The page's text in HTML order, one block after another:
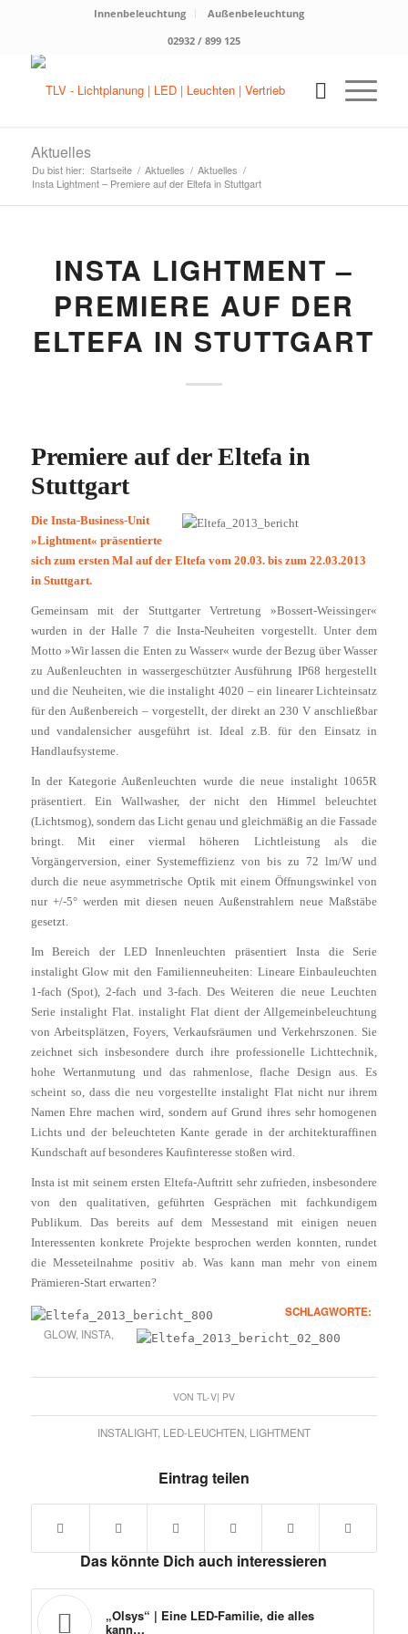
Innenbeleuchtung
Außenbeleuchtung
02932 / 899 125
Aktuelles
Du bist hier: Startseite / Aktuelles / Aktuelles /
Insta Lightment – Premiere auf der Eltefa in Stuttgart
INSTA LIGHTMENT –
PREMIERE AUF DER
ELTEFA IN STUTTGART
Premiere auf der Eltefa in
Stuttgart
Die Insta-Business-Unit
»Lightment« präsentierte
sich zum ersten Mal auf der Eltefa vom 20.03. bis zum 22.03.2013
in Stuttgart.
Gemeinsam mit der Stuttgarter Vertretung »Bossert-Weissinger«
wurden in der Halle 7 die Insta-Neuheiten vorgestellt. Unter dem
Motto »Wir lassen die Enten zu Wasser« wurde der Bezug über Wasser
zu Außenleuchten in wassergeschützter Ausführung IP68 hergestellt
und die Neuheiten, wie die instalight 4020 – ein linearer Lichteinsatz
für den Außenbereich – vorgestellt, der direkt an 230 V anschließbar
und vandalensicher ausgeführt ist. Ideal z.B. für den Einsatz in
Handlaufsysteme.
In der Kategorie Außenleuchten wurde die neue instalight 1065R
präsentiert. Ein Wallwasher, der nicht den Himmel beleuchtet
(Lichtsmog), sondern das Licht genau und gleichmäßig an die Fassade
bringt. Mit einer viermal höheren Lichtleistung als die
Vorgängerversion, einer Systemeffizienz von bis zu 72 lm/W und
durch die neue asymmetrische Optik mit einem Öffnungswinkel von
nur +/-5° werden mit diesen neuen Außenstrahlern neue Maßstäbe
gesetzt.
Im Bereich der LED Innenleuchten präsentiert Insta die Serie
instalight Glow mit den Familienneuheiten: Lineare Einbauleuchten
1-fach (Spot), 2-fach und 3-fach. Des Weiteren die neue Leuchten
Serie instalight Flat. instalight Flat dient der Allgemeinbeleuchtung
von Arbeitsplätzen, Foyers, Verkaufsräumen und Verkehrszonen. Sie
zeichnet sich insbesondere durch ihre professionelle Lichttechnik,
hohe Wertanmutung und das rahmenlose, flache Design aus. Es
scheint so, dass die neu vorgestellte instalight Flat nicht nur ihrem
Namen Ehre machen wird, sondern auf Grund ihres sehr homogenen
Lichts und der beleuchteten Kante gerade in der architekturaffinen
Kundschaft auf besonderes Kaufinteresse stoßen wird.
Insta ist mit seinem ersten Eltefa-Auftritt sehr zufrieden, insbesondere
von den qualitativen, geführten Gesprächen mit fachkundigem
Publikum. Das bereits auf dem Messestand mit einigen neuen
Interessenten konkrete Projekte besprochen werden konnten, rundet
die Messeteilnahme positiv ab. Was kann man mehr von einem
Prämieren-Start erwarten?
VON TL-V| PV
SCHLAGWORTE:
GLOW, INSTA,
INSTALIGHT, LED-LEUCHTEN, LIGHTMENT
Eintrag teilen
Das könnte Dich auch interessieren
„Olsys“ | Eine LED-Familie, die alles
kann…